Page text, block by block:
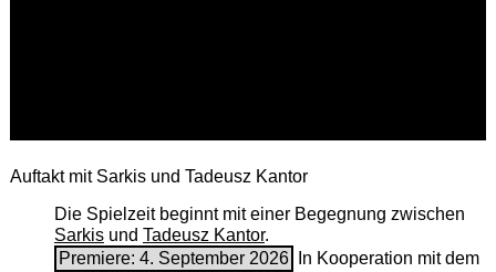
Auftakt mit Sarkis und Tadeusz Kantor
Die Spielzeit beginnt mit einer Begegnung zwischen
Sarkisund Tadeusz Kantor.
Premiere: 4. September 2026
In Kooperation mit dem